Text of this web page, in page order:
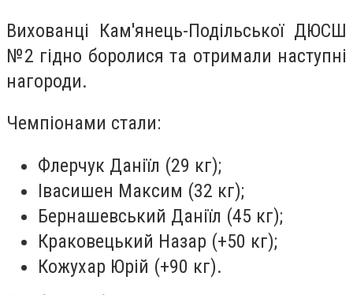
Вихованці Кам'янець-Подільської ДЮСШ
№2 гідно боролися та отримали наступні
нагороди.
Чемпіонами стали:
Флерчук Даніїл (29 кг);
Івасишен Максим (32 кг);
Бернашевський Даніїл (45 кг);
Краковецький Назар (+50 кг);
Кожухар Юрій (+90 кг).